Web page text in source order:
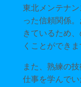
東北メンテナ
った信頼関係
きているため
くことができま
また、熟練の
仕事を学んで